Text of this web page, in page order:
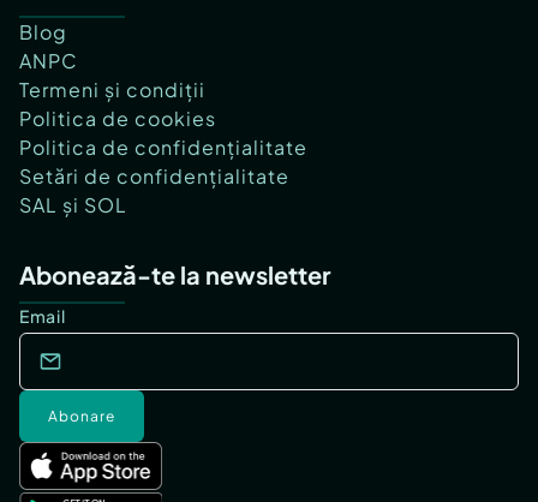
Blog
ANPC
Termeni și condiții
Politica de cookies
Politica de confidențialitate
Setări de confidențialitate
SAL și SOL
Abonează-te la newsletter
Email
Abonare